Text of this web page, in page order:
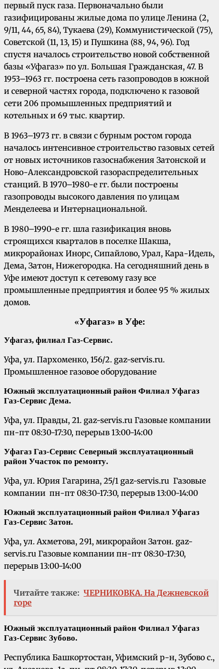
первый пуск газа. Первоначально были
газифицированы жилые дома по улице Ленина (2,
9/11, 44, 65, 84), Тукаева (29), Коммунистической (75),
Советской (11, 13, 15) и Пушкина (88, 94, 96). Год
спустя началось строительство новой собственной
базы «Уфагаз» по ул. Большая Гражданская, 47. В
1953–1963 гг. построена сеть газопроводов в южной
и северной частях города, подключено к газовой
сети 206 промышленных предприятий и
котельных и 69 тыс. квартир.
В 1963–1973 гг. в связи с бурным ростом города
началось интенсивное строительство газовых сетей
от новых источников газоснабжения Затонской и
Ново-Александровской газораспределительных
станций. В 1970–1980-е гг. были построены
газопроводы высокого давления по улицам
Менделеева и Интернациональной.
В 1980–1990-е гг. шла газификация вновь
строящихся кварталов в поселке Шакша,
микрорайонах Инорс, Сипайлово, Урал, Кара-Идель,
Дема, Затон, Нижегородка. На сегодняшний день в
Уфе имеют доступ к сетевому газу все
промышленные предприятия и более 95 % жилых
домов.
«Уфагаз» в Уфе:
Уфагаз, филиал Газ-Сервис.
Уфа, ул. Пархоменко, 156/2. gaz-servis.ru.
Промышленное газовое оборудование
Южный эксплуатационный район Филиал Уфагаз
Газ-Сервис Дема.
Уфа, ул. Правды, 21. gaz-servis.ru Газовые компании
пн-пт 08:30-17:30, перерыв 13:00-14:00
Уфагаз Газ-Сервис Северный эксплуатационный
район Участок по ремонту.
Уфа, ул. Юрия Гагарина, 25/1 gaz-servis.ru Газовые
компании пн-пт 08:30-17:30, перерыв 13:00-14:00
Южный эксплуатационный район Филиал Уфагаз
Газ-Сервис Затон.
Уфа, ул. Ахметова, 291, микрорайон Затон. gaz-
servis.ru Газовые компании пн-пт 08:30-17:30,
перерыв 13:00-14:00
Читайте также: ЧЕРНИКОВКА. На Дежневской
горе
Южный эксплуатационный район Филиал Уфагаз
Газ-Сервис Зубово.
Республика Башкортостан, Уфимский р-н, Зубово с.,